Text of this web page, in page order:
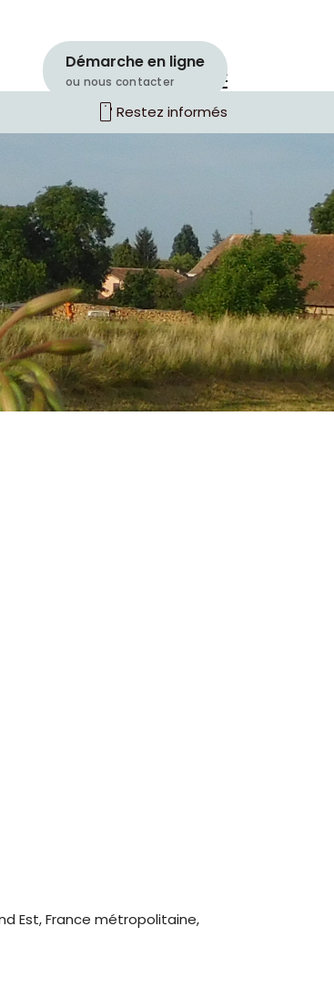
Démarche en ligne
ou nous contacter
smartphone Restez informés
Est, France métropolitaine,